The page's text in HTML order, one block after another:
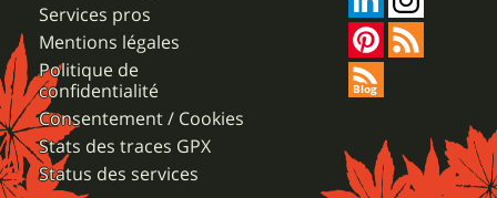
Services pros
Mentions légales
Politique de
confidentialité
Consentement / Cookies
Stats des traces GPX
Status des services